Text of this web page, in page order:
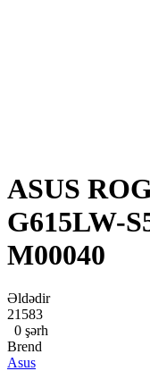
ASUS
G615LW-
M00040
Əldədir
21583
0 şərh
Brend
Asus